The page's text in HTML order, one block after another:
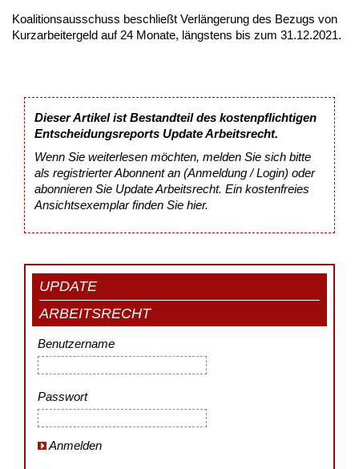
Koalitionsausschuss beschließt Verlängerung des Bezugs von
Kurzarbeitergeld auf 24 Monate, längstens bis zum 31.12.2021.
Dieser Artikel ist Bestandteil des kostenpflichtigen
Entscheidungsreports Update Arbeitsrecht.
Wenn Sie weiterlesen möchten, melden Sie sich bitte
als registrierter Abonnent an (Anmeldung / Login) oder
abonnieren Sie Update Arbeitsrecht. Ein kostenfreies
Ansichtsexemplar finden Sie hier.
UPDATE
ARBEITSRECHT
Benutzername
Passwort
Anmelden